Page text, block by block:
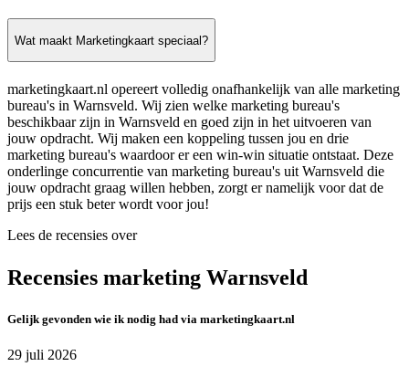
Wat maakt Marketingkaart speciaal?
marketingkaart.nl opereert volledig onafhankelijk van alle marketing
bureau's in Warnsveld. Wij zien welke marketing bureau's
beschikbaar zijn in Warnsveld en goed zijn in het uitvoeren van
jouw opdracht. Wij maken een koppeling tussen jou en drie
marketing bureau's waardoor er een win-win situatie ontstaat. Deze
onderlinge concurrentie van marketing bureau's uit Warnsveld die
jouw opdracht graag willen hebben, zorgt er namelijk voor dat de
prijs een stuk beter wordt voor jou!
Lees de recensies over
Recensies marketing Warnsveld
Gelijk gevonden wie ik nodig had via marketingkaart.nl
29 juli 2026